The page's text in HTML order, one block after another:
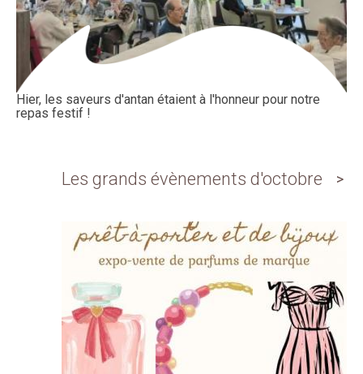
Hier, les saveurs d'antan étaient à l'honneur pour notre
repas festif !
Les grands évènements d'octobre